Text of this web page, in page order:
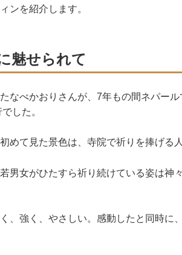
ンを紹介します。
魅せられて
なべかおりさんが、7年もの間ネパール
した。
めて見た景色は、寺院で祈りを捧げる人
男女がひたすら祈り続けている姿は神
、強く、やさしい。感動したと同時に